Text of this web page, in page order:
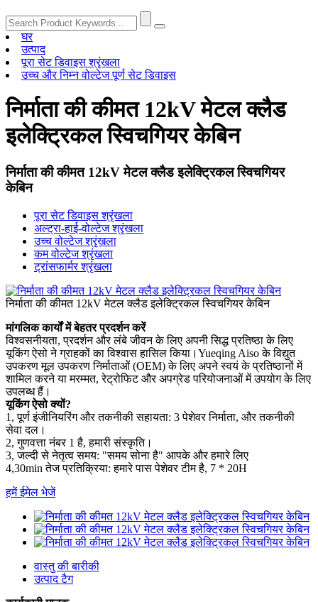
घर
उत्पाद
पूरा सेट डिवाइस श्रृंखला
उच्च और निम्न वोल्टेज पूर्ण सेट डिवाइस
निर्माता की कीमत 12kV मेटल क्लैड
इलेक्ट्रिकल स्विचगियर केबिन
निर्माता की कीमत 12kV मेटल क्लैड इलेक्ट्रिकल स्विचगियर
केबिन
पूरा सेट डिवाइस श्रृंखला
अल्ट्रा-हाई-वोल्टेज श्रृंखला
उच्च वोल्टेज श्रृंखला
कम वोल्टेज श्रृंखला
ट्रांसफार्मर श्रृंखला
निर्माता की कीमत 12kV मेटल क्लैड इलेक्ट्रिकल स्विचगियर केबिन
मांगलिक कार्यों में बेहतर प्रदर्शन करें
विश्वसनीयता, प्रदर्शन और लंबे जीवन के लिए अपनी सिद्ध प्रतिष्ठा के लिए
यूकिंग ऐसो ने ग्राहकों का विश्वास हासिल किया।Yueqing Aiso के विद्युत
उपकरण मूल उपकरण निर्माताओं (OEM) के लिए अपने स्वयं के प्रतिष्ठानों में
शामिल करने या मरम्मत, रेट्रोफिट और अपग्रेड परियोजनाओं में उपयोग के लिए
उपलब्ध हैं।
यूकिंग ऐसो क्यों?
1, पूर्ण इंजीनियरिंग और तकनीकी सहायता: 3 पेशेवर निर्माता, और तकनीकी
सेवा दल।
2, गुणवत्ता नंबर 1 है, हमारी संस्कृति।
3, जल्दी से नेतृत्व समय: "समय सोना है" आपके और हमारे लिए
4,30min तेज प्रतिक्रिया: हमारे पास पेशेवर टीम है, 7 * 20H
हमें ईमेल भेजें
वास्तु की बारीकी
उत्पाद टैग